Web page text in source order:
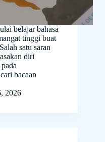
belajar bahasa
tinggi buat
satu saran
diri
bacaan
2026